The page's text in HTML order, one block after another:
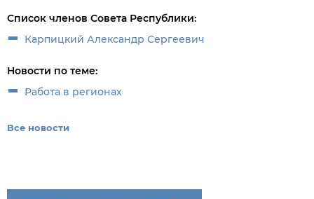
Список членов Совета Республики:
Карпицкий Александр Сергеевич
Новости по теме:
Работа в регионах
Все новости